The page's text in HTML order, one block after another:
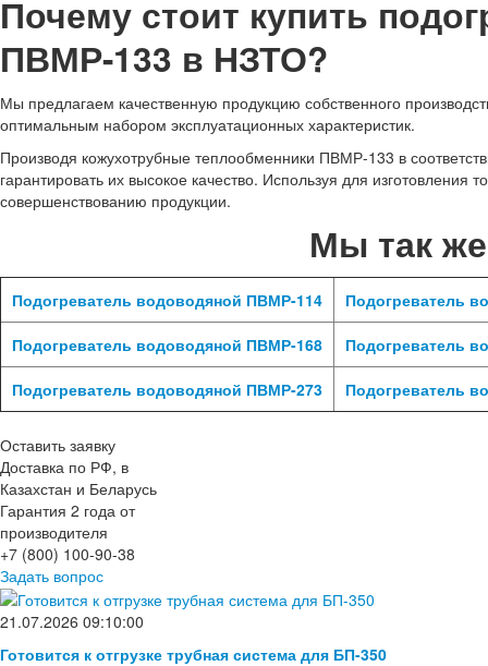
Почему стоит купить
ПВМР-133 в НЗТО?
Мы предлагаем качественную продукцию собственного
оптимальным набором эксплуатационных характеристик.
Производя кожухотрубные теплообменники ПВМР-133 в
гарантировать их высокое качество. Используя для
совершенствованию продукции.
Мы так
Подогреватель водоводяной ПВМР-114 Подогреватель
Подогреватель водоводяной ПВМР-168 Подогреватель
Подогреватель водоводяной ПВМР-273 Подогреватель
Оставить заявку
Доставка по РФ, в
Казахстан и Беларусь
Гарантия 2 года от
производителя
+7 (800) 100-90-38
Задать вопрос
21.07.2026 09:10:00
Готовится к отгрузке трубная система для БП-350